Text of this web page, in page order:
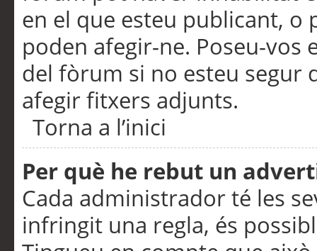
en el que esteu publicant,
poden afegir-ne. Poseu-vos
del fòrum si no esteu segur
afegir fitxers adjunts.
Torna a l’inici
Per què he rebut un
Cada administrador té les
infringit una regla, és